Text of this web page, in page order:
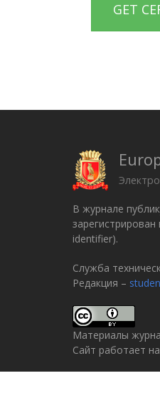
GET
В журнале
identifier).
Служба
Редакция –
Материалы
Сайт работает